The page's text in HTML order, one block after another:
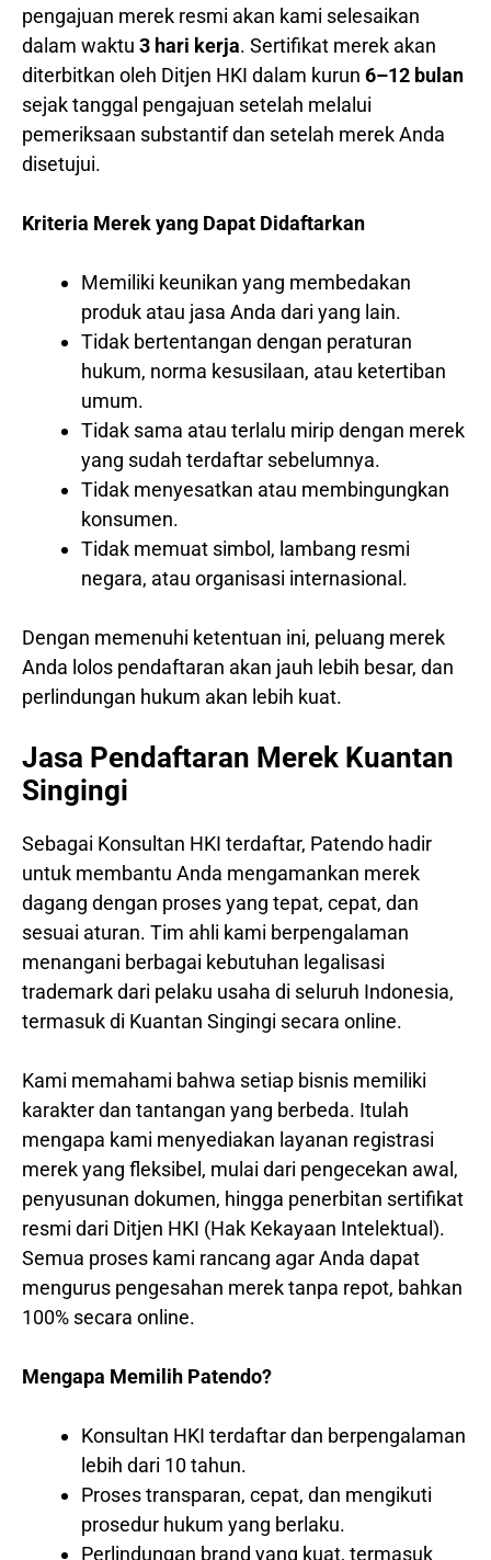
pengajuan merek resmi akan kami selesaikan
dalam waktu 3 hari kerja. Sertifikat merek akan
diterbitkan oleh Ditjen HKI dalam kurun 6–12 bulan
sejak tanggal pengajuan setelah melalui
pemeriksaan substantif dan setelah merek Anda
disetujui.
Kriteria Merek yang Dapat Didaftarkan
Memiliki keunikan yang membedakan
produk atau jasa Anda dari yang lain.
Tidak bertentangan dengan peraturan
hukum, norma kesusilaan, atau ketertiban
umum.
Tidak sama atau terlalu mirip dengan merek
yang sudah terdaftar sebelumnya.
Tidak menyesatkan atau membingungkan
konsumen.
Tidak memuat simbol, lambang resmi
negara, atau organisasi internasional.
Dengan memenuhi ketentuan ini, peluang merek
Anda lolos pendaftaran akan jauh lebih besar, dan
perlindungan hukum akan lebih kuat.
Jasa Pendaftaran Merek Kuantan
Singingi
Sebagai Konsultan HKI terdaftar, Patendo hadir
untuk membantu Anda mengamankan merek
dagang dengan proses yang tepat, cepat, dan
sesuai aturan. Tim ahli kami berpengalaman
menangani berbagai kebutuhan legalisasi
trademark dari pelaku usaha di seluruh Indonesia,
termasuk di Kuantan Singingi secara online.
Kami memahami bahwa setiap bisnis memiliki
karakter dan tantangan yang berbeda. Itulah
mengapa kami menyediakan layanan registrasi
merek yang fleksibel, mulai dari pengecekan awal,
penyusunan dokumen, hingga penerbitan sertifikat
resmi dari Ditjen HKI (Hak Kekayaan Intelektual).
Semua proses kami rancang agar Anda dapat
mengurus pengesahan merek tanpa repot, bahkan
100% secara online.
Mengapa Memilih Patendo?
Konsultan HKI terdaftar dan berpengalaman
lebih dari 10 tahun.
Proses transparan, cepat, dan mengikuti
prosedur hukum yang berlaku.
Perlindungan brand yang kuat, termasuk